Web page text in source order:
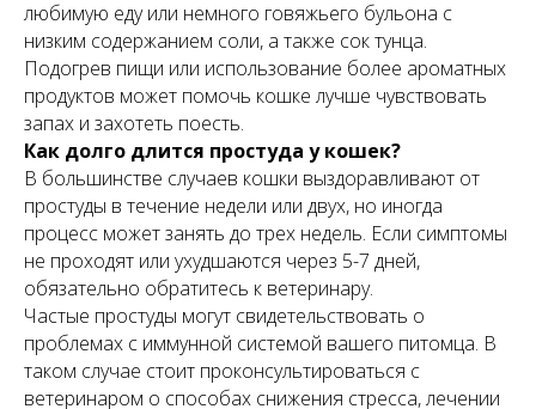
любимую еду или немного говяжьего бульона с
низким содержанием соли, а также сок тунца.
Подогрев пищи или использование более ароматных
продуктов может помочь кошке лучше чувствовать
запах и захотеть поесть.
Как долго длится простуда у кошек?
В большинстве случаев кошки выздоравливают от
простуды в течение недели или двух, но иногда
процесс может занять до трех недель. Если симптомы
не проходят или ухудшаются через 5-7 дней,
обязательно обратитесь к ветеринару.
Частые простуды могут свидетельствовать о
проблемах с иммунной системой вашего питомца. В
таком случае стоит проконсультироваться с
ветеринаром о способах снижения стресса, лечении